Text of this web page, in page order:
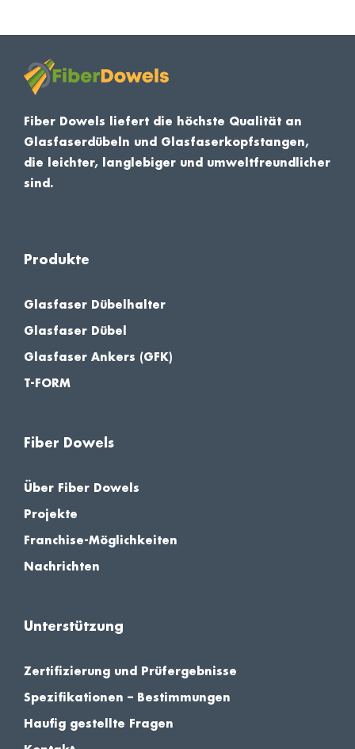
Fiber Dowels liefert die höchste Qualität an
Glasfaserdübeln und Glasfaserkopfstangen,
die leichter, langlebiger und umweltfreundlicher
sind.
Produkte
Glasfaser Dübelhalter
Glasfaser Dübel
Glasfaser Ankers (GFK)
T-FORM
Fiber Dowels
Über Fiber Dowels
Projekte
Franchise-Möglichkeiten
Nachrichten
Unterstützung
Zertifizierung und Prüfergebnisse
Spezifikationen – Bestimmungen
Haufig gestellte Fragen